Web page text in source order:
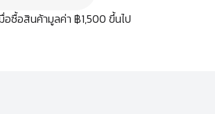
อซื้อสินค้ามูลค่า ฿1,500 ขึ้นไป